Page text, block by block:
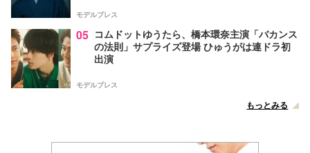
モデルプレス
05 コムドットゆうたら、橋本環奈主演「バカンス
の法則」サプライズ登場 ひゅうがは連ドラ初
出演
モデルプレス
もっとみる